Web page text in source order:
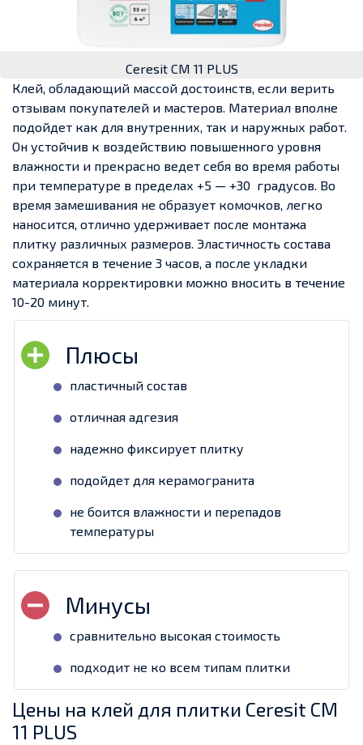
Ceresit CM 11 PLUS
Клей, обладающий массой достоинств, если верить
отзывам покупателей и мастеров. Материал вполне
подойдет как для внутренних, так и наружных работ.
Он устойчив к воздействию повышенного уровня
влажности и прекрасно ведет себя во время работы
при температуре в пределах +5 — +30 градусов. Во
время замешивания не образует комочков, легко
наносится, отлично удерживает после монтажа
плитку различных размеров. Эластичность состава
сохраняется в течение 3 часов, а после укладки
материала корректировки можно вносить в течение
10-20 минут.
пластичный состав
отличная адгезия
надежно фиксирует плитку
подойдет для керамогранита
не боится влажности и перепадов
температуры
сравнительно высокая стоимость
подходит не ко всем типам плитки
Цены на клей для плитки Ceresit CM
11 PLUS